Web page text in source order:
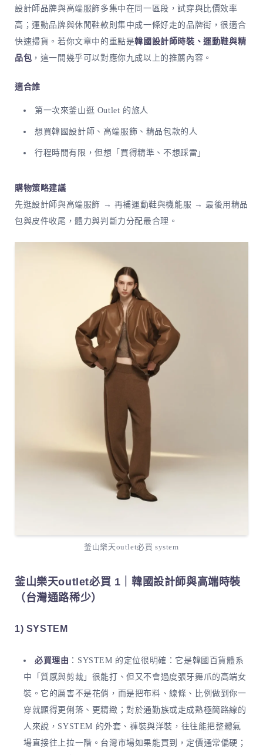
設計師品牌與高端服飾多集中在同一區段，試穿與比價效率
高；運動品牌與休閒鞋款則集中成一條好走的品牌街，很適合
快速掃貨。若你文章中的重點是韓國設計師時裝、運動鞋與精
品包 ，這一間幾乎可以對應你九成以上的推薦內容。
適合誰
第一次來釜山逛 Outlet 的旅人
想買韓國設計師、高端服飾、精品包款的人
行程時間有限，但想「買得精準、不想踩雷」
購物策略建議
先逛設計師與高端服飾 → 再補運動鞋與機能服 → 最後用精品
包與皮件收尾，體力與判斷力分配最合理。
釜山樂天outlet必買 system
釜山樂天outlet必買 1｜韓國設計師與高端時裝
（台灣通路稀少）
1) SYSTEM
必買理由 ：SYSTEM 的定位很明確：它是韓國百貨體系
中「質感與剪裁」很能打、但又不會過度張牙舞爪的高端女
裝。它的厲害不是花俏，而是把布料、線條、比例做到你一
穿就顯得更俐落、更精緻；對於通勤族或走成熟極簡路線的
人來說，SYSTEM 的外套、褲裝與洋裝，往往能把整體氣
場直接往上拉一階。台灣市場如果能買到，定價通常偏硬；